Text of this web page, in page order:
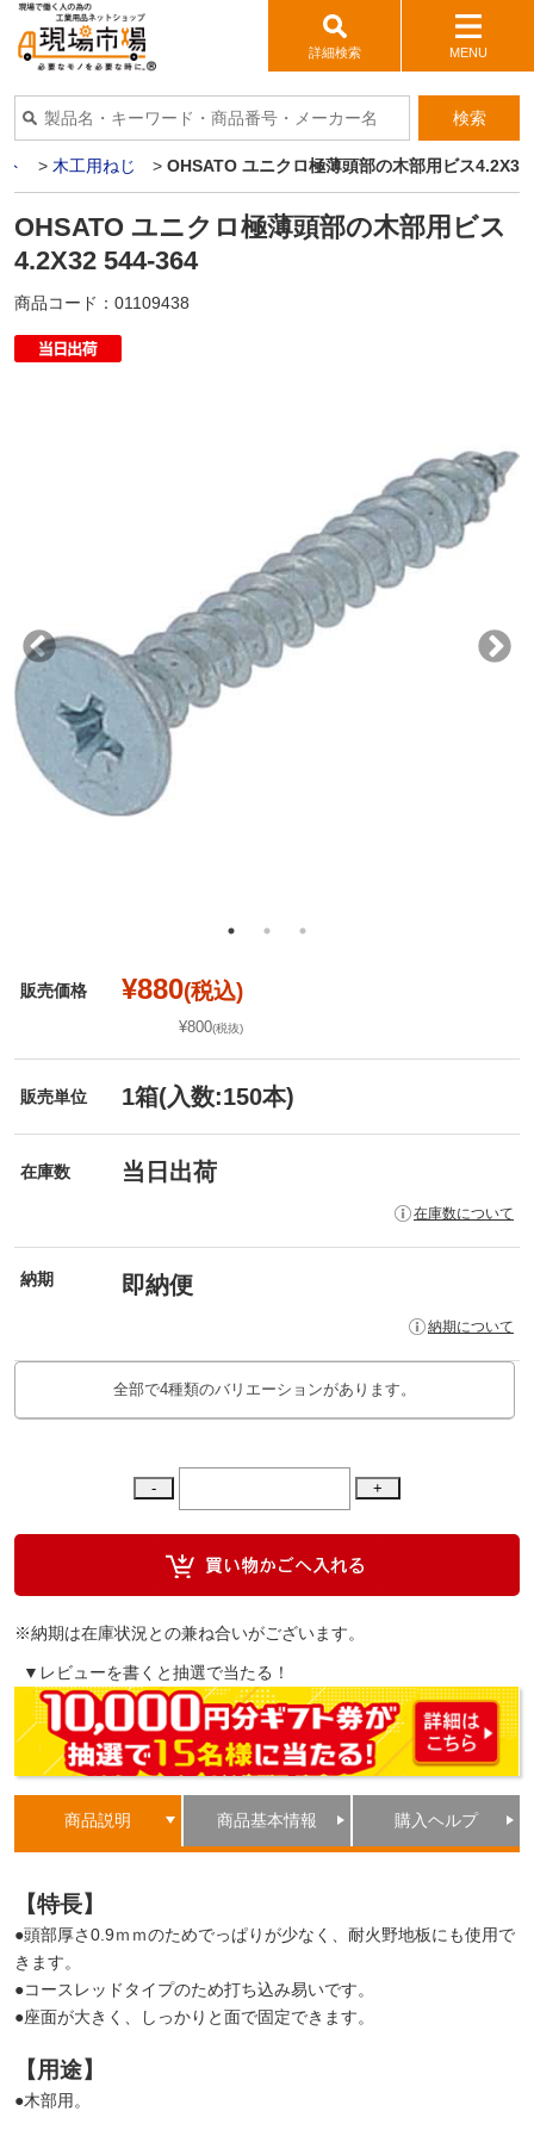
詳細検索 MENU
検索
> 木工用ねじ > OHSATO ユニクロ極薄頭部の木部用ビス
OHSATO ユニクロ極薄頭部の木部用ビス
4.2X32 544-364
商品コード： 01109438
販売価格 ¥880(税込)
¥800(税抜)
販売単位 1箱(入数:150本)
在庫数 当日出荷
在庫数について
納期 即納便
納期について
全部で4種類のバリエーションがあります。
※納期は在庫状況との兼ね合いがございます。
▼レビューを書くと抽選で当たる！
商品説明 商品基本情報 購入ヘルプ
【特長】
●頭部厚さ0.9ｍｍのためでっぱりが少なく、耐火野地板にも使用で
きます。
●コースレッドタイプのため打ち込み易いです。
●座面が大きく、しっかりと面で固定できます。
【用途】
●木部用。